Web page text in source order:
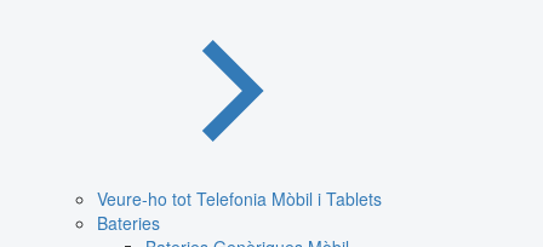
Veure-ho tot Telefonia Mòbil i Tablets
Bateries